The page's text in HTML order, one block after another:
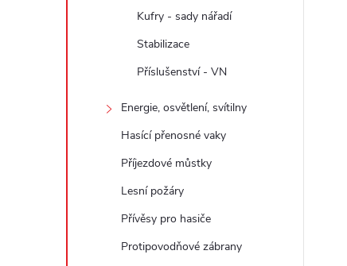
Kufry - sady nářadí
Stabilizace
Příslušenství - VN
Energie, osvětlení, svítilny
Hasící přenosné vaky
Příjezdové můstky
Lesní požáry
Přívěsy pro hasiče
Protipovodňové zábrany